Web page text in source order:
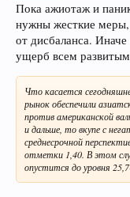
Пока ажиотаж и
нужны жесткие
от дисбаланса.
ущерб всем
Что касается
рынок обеспечили
против американской
и дальше, то вкупе с
среднесрочной
отметки 1,40. В этом
опустится до уровня